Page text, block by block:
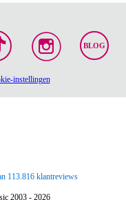
BLOG
instellingen
113.816 klantreviews
2003 - 2026